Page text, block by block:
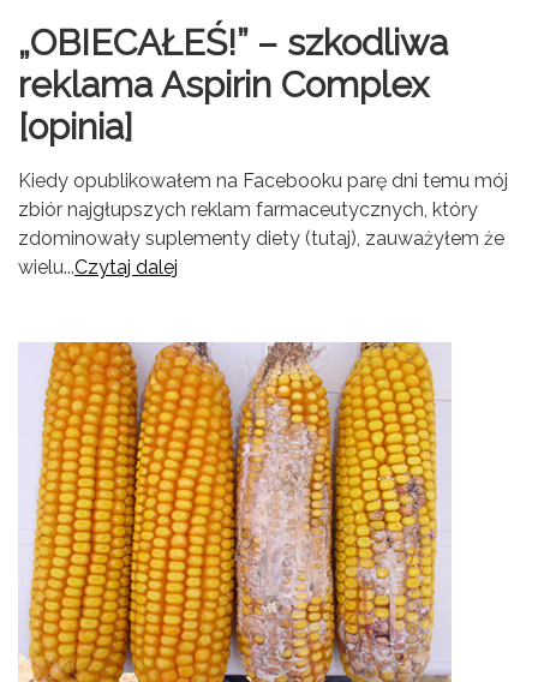
„OBIECAŁEŚ!” – szkodliwa
reklama Aspirin Complex
[opinia]
Kiedy opublikowałem na Facebooku parę dni temu mój
zbiór najgłupszych reklam farmaceutycznych, który
zdominowały suplementy diety (tutaj), zauważyłem że
wielu...Czytaj dalej